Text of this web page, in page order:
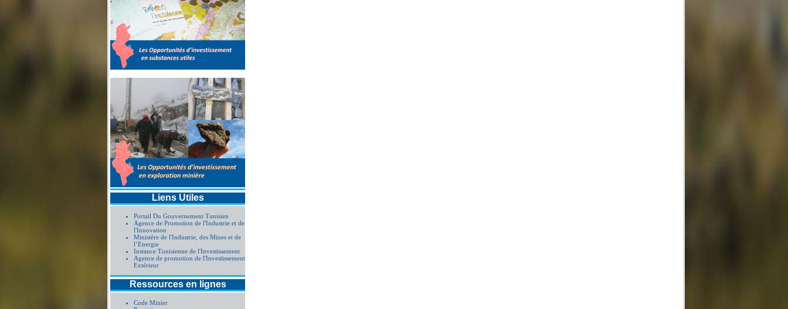
Liens Utiles
Portail Du Gouvernement Tunisien
Agence de Promotion de l'Industrie et de
l'Innovation
Ministère de l'Industrie, des Mines et de
l’Energie
Instance Tunisienne de l'Investissement
Agence de promotion de l'Investissement
Extérieur
Ressources en lignes
Code Minier